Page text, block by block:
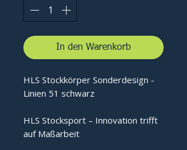
In den Warenkorb
HLS Stockkörper Sonderdesign -
Linien 51 schwarz
HLS Stocksport – Innovation trifft
auf Maßarbeit